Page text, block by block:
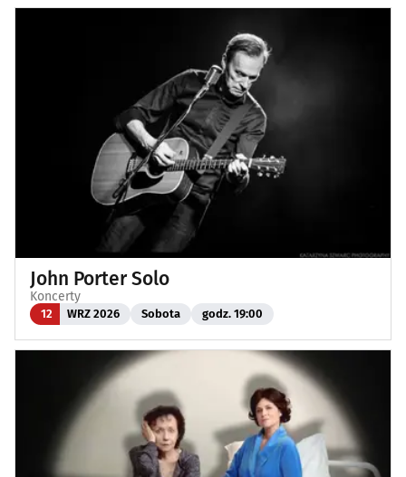
John Porter Solo
Koncerty
12 WRZ 2026 Sobota godz. 19:00